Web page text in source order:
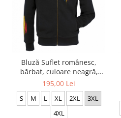
Bluză Suflet românesc,
bărbat, culoare neagră,
CH13
195,00 Lei
S M L XL 2XL
3XL
4XL